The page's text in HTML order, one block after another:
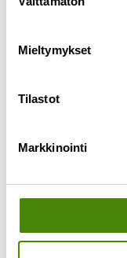
valinta
Mieltymykset
Tilastot
Markkinointi
jätteiden